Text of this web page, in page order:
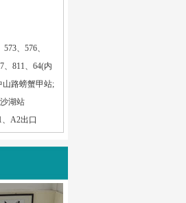
、576、
、811、64(内
山路螃蟹甲站;
湖站
A2出口